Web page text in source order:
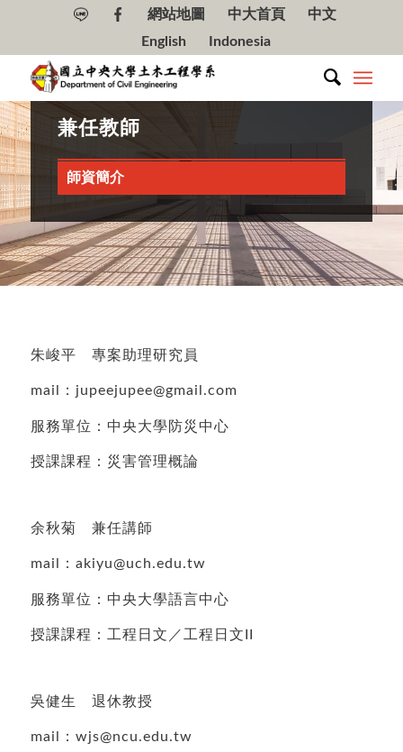
網站地圖 中大首頁
中文
English
Indonesia
兼任教師
師資簡介
朱峻平 專案助理研究員
mail：jupeejupee@gmail.com
服務單位：中央大學防災中心
授課課程：災害管理概論
余秋菊 兼任講師
mail：akiyu@uch.edu.tw
服務單位：中央大學語言中心
授課課程：工程日文／工程日文II
吳健生 退休教授
mail：wjs@ncu.edu.tw